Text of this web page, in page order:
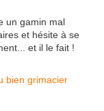
un gamin mal
et hésite à se
et il le fait !